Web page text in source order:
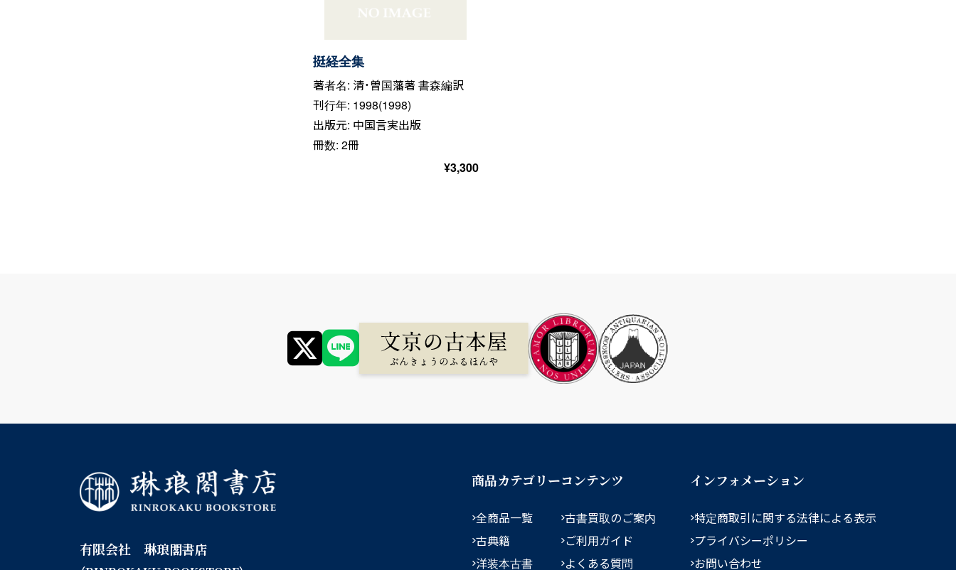
挺経全集
著者名: 清・曽国藩著 書森編訳
刊行年: 1998(1998)
出版元: 中国言実出版
冊数: 2冊
¥3,300
有限会社 琳琅閣書店
商品カテゴリー
全商品一覧
古典籍
洋装本古書
コンテンツ
古書買取のご案内
ご利用ガイド
よくある質問
インフォメーション
特定商取引に関する法律による表示
プライバシーポリシー
お問い合わせ